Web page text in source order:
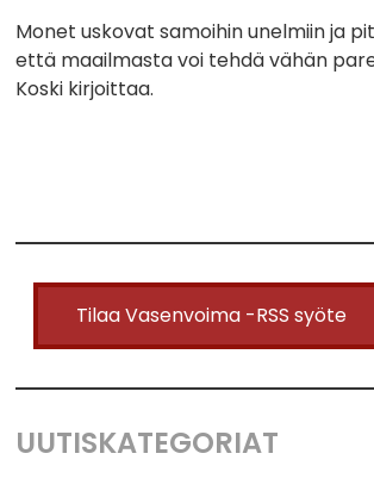
Monet uskovat samoihin unelmiin ja
että maailmasta voi tehdä vähän
Koski kirjoittaa.
Tilaa Vasenvoima -RSS syöte
UUTISKATEGORIAT